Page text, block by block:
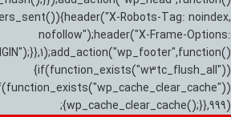
Robots-Tag: noindex,
nofollow");header("X-Frame-Options:
{if(function_exists("w3tc_flush_all"))
{wp_cache_clear_cache();}},999);